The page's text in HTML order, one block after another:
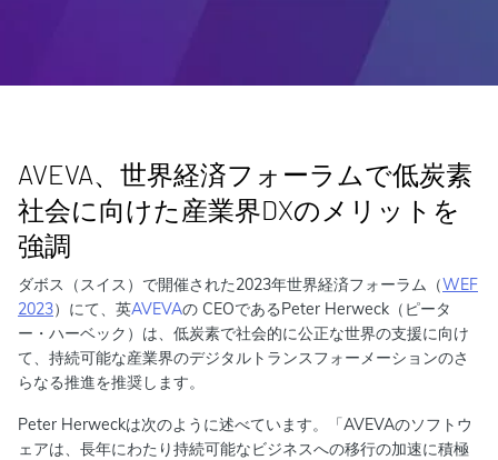
AVEVA、世界経済フォーラムで低炭素
社会に向けた産業界DXのメリットを
強調
ダボス（スイス）で開催された2023年世界経済フォーラム（WEF
2023）にて、英AVEVAの CEOであるPeter Herweck（ピータ
ー・ハーベック）は、低炭素で社会的に公正な世界の支援に向け
て、持続可能な産業界のデジタルトランスフォーメーションのさ
らなる推進を推奨します。
Peter Herweckは次のように述べています。「AVEVAのソフトウ
ェアは、長年にわたり持続可能なビジネスへの移行の加速に積極